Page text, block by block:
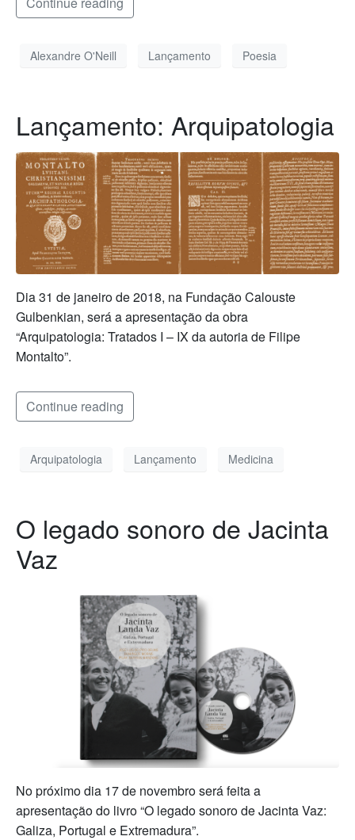
Alexandre O'Neill Lançamento Poesia
Lançamento: Arquipatologia
Dia 31 de janeiro de 2018, na Fundação Calouste
Gulbenkian, será a apresentação da obra
“Arquipatologia: Tratados I – IX da autoria de Filipe
Montalto”.
Continue reading
Arquipatologia Lançamento Medicina
O legado sonoro de Jacinta
Vaz
No próximo dia 17 de novembro será feita a
apresentação do livro “O legado sonoro de Jacinta Vaz:
Galiza, Portugal e Extremadura”.